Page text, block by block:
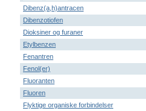
Dibenz(a,h)antracen
Dibenzotiofen
Dioksiner og furaner
Etylbenzen
Fenantren
Fenol(er)
Fluoranten
Fluoren
Flyktige organiske forbindelser